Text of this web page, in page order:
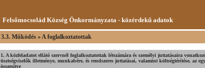
Felsőmocsolád Község Önkormányzata - közérdekű adatok
3.3. Működés » A foglalkoztatottak
1. A közfeladatot ellátó szervnél foglalkoztatottak létszámára és személyi juttatásaira
tisztségviselők illetménye, munkabére, és rendszeres juttatásai, valamint költségtérítése, az
összesítve